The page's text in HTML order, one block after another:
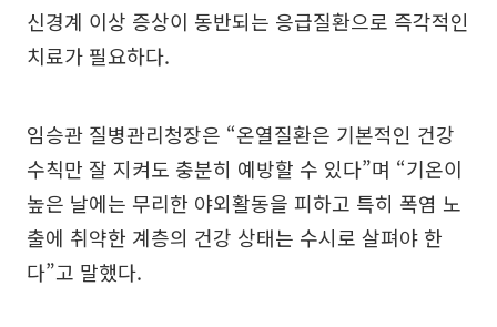
신경계 이상 증상이 동반되는 응급질환으로 즉각적인
치료가 필요하다.
임승관 질병관리청장은 “온열질환은 기본적인 건강
수칙만 잘 지켜도 충분히 예방할 수 있다”며 “기온이
높은 날에는 무리한 야외활동을 피하고 특히 폭염 노
출에 취약한 계층의 건강 상태는 수시로 살펴야 한
다”고 말했다.